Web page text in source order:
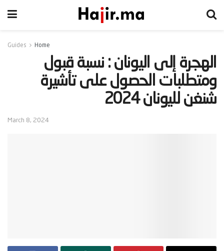
Home
Guides
‫الهجرة إلى اليونان : نسبة قبول
ومتطلبات الحصول على تأشيرة
شنغن لليونان 2024‬
March 8, 2024